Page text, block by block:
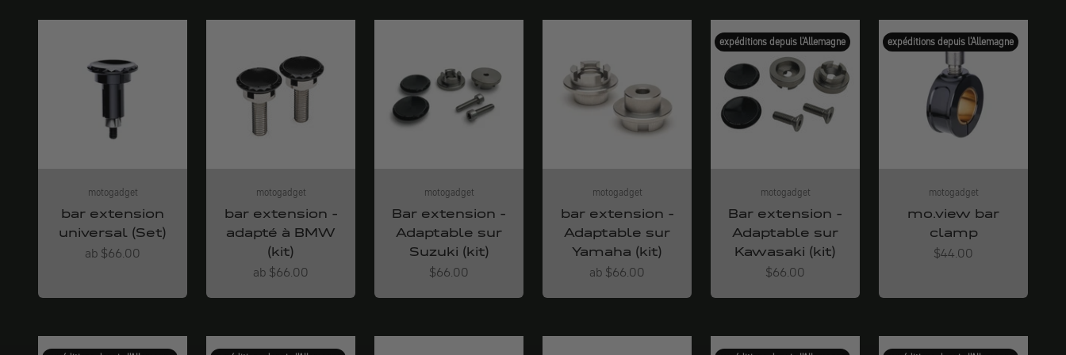
motogadget
bar extension
universal (Set)
Angebot
ab $66.00
motogadget
bar extension -
adapté à BMW
(kit)
Angebot
ab $66.00
motogadget
Bar extension -
Adaptable sur
Suzuki (kit)
Angebot
$66.00
motogadget
bar extension -
Adaptable sur
Yamaha (kit)
Angebot
ab $66.00
expéditions depuis l'Allemagne
motogadget
Bar extension -
Adaptable sur
Kawasaki (kit)
Angebot
$66.00
expéditions depuis l'Allemagne
motogadget
mo.view bar
clamp
Angebot
$44.00